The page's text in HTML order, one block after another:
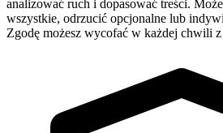
analizować ruch i dopasować treści.
wszystkie, odrzucić opcjonalne lub
Zgodę możesz wycofać w każdej chwili